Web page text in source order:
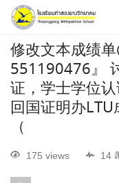
修改文本成绩
551190476』
证，学士学位
回国证明办
（
175 views 14